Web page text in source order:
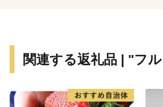
関連する返礼品 | "フ